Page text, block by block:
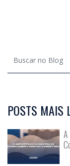
POSTS MAIS